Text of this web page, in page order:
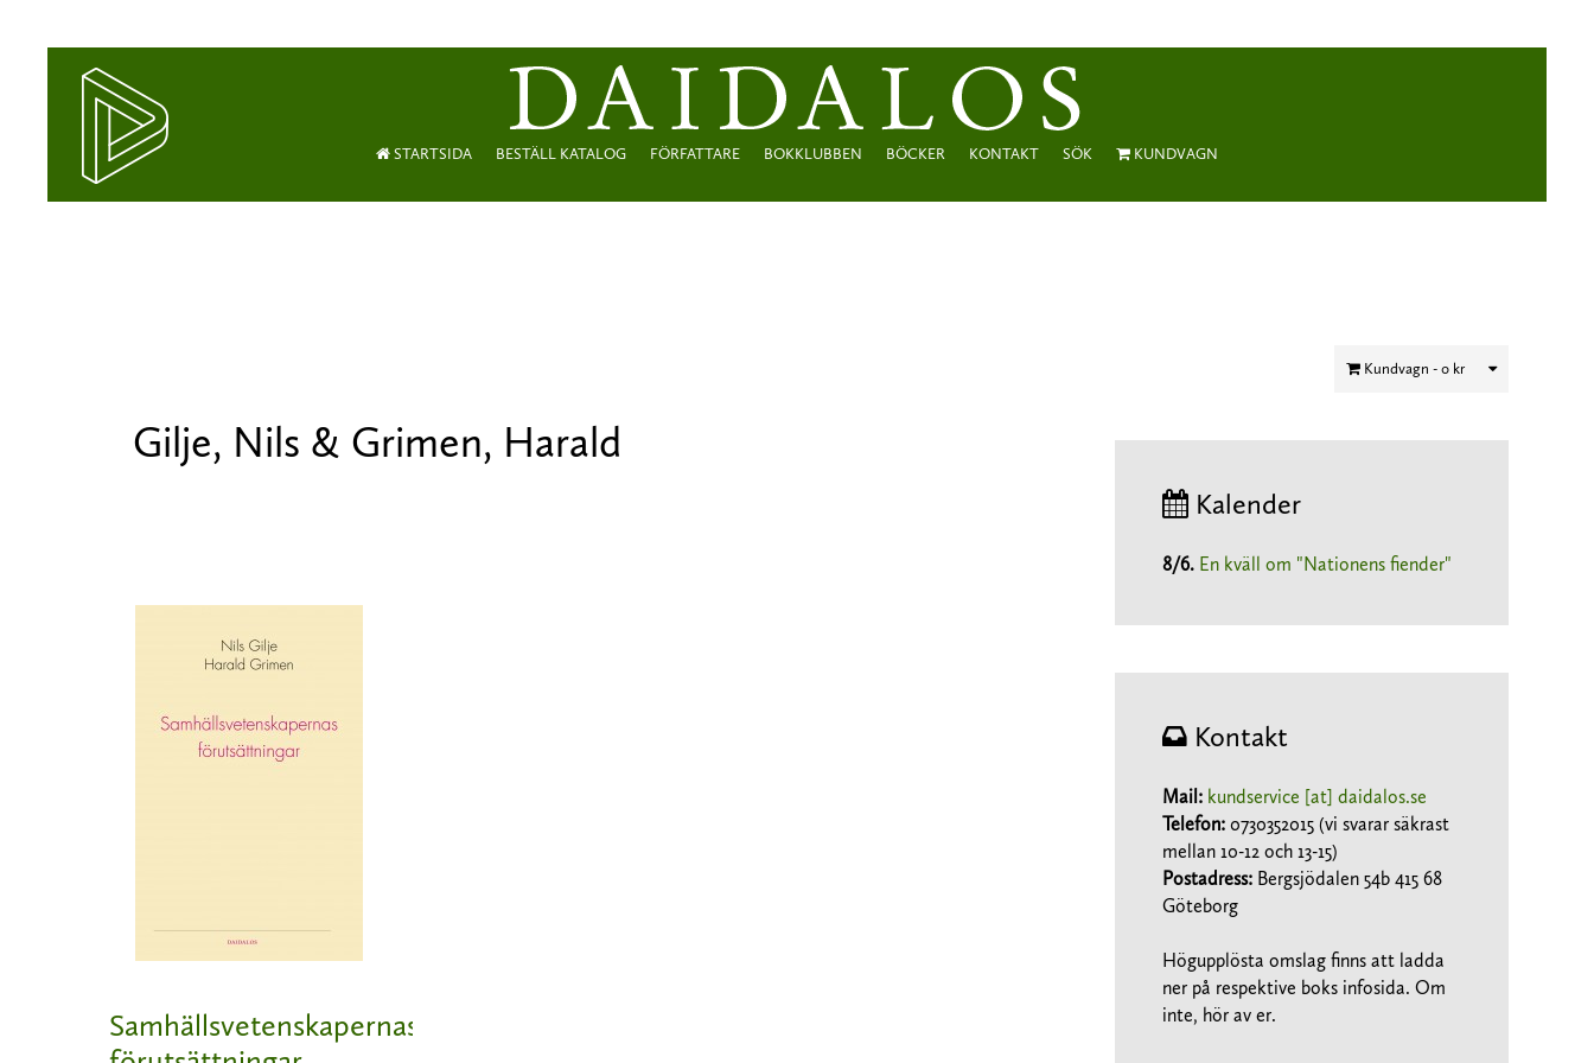
STARTSIDA BESTÄLL KATALOG FÖRFATTARE BOKKLUBBEN BÖCKER KONTAKT SÖK KUNDVAGN
Gilje, Nils & Grimen, Harald
Samhällsvetenskapernas
Kundvagn - 0 kr
Kalender
8/6. En kväll om "Nationens fiender"
Kontakt
Mail: kundservice [at] daidalos.se
Telefon: 0730352015 (vi svarar säkrast
mellan 10-12 och 13-15)
Postadress: Bergsjödalen 54b 415 68
Göteborg
Högupplösta omslag finns att ladda
ner på respektive boks infosida. Om
inte, hör av er.